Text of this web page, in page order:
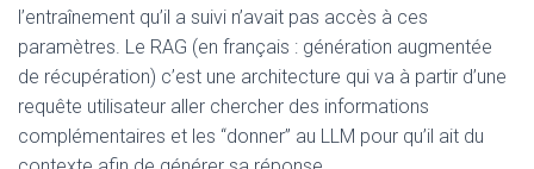
l’entraînement qu’il a suivi n’avait pas accès à ces
paramètres. Le RAG (en français : génération augmentée
de récupération) c’est une architecture qui va à partir d’une
requête utilisateur aller chercher des informations
complémentaires et les “donner” au LLM pour qu’il ait du